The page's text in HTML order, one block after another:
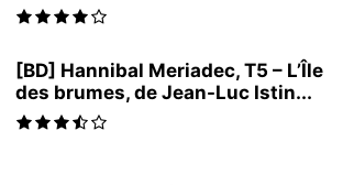
[BD] Hannibal Meriadec, T5 – L’Île
des brumes, de Jean-Luc Istin...